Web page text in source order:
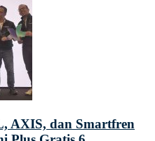
AXIS, dan Smartfren